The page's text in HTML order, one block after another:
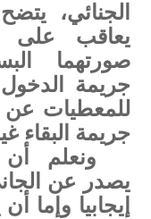
الجنائي،
يعاقب على
صورتهما
جريمة الدخول
للمعطيات عن
جريمة البقاء
ونعلم
يصدر عن
إيجابيا وإما